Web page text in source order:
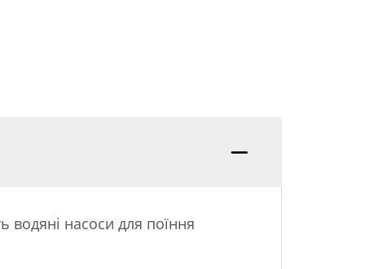
водяні насоси для поїння